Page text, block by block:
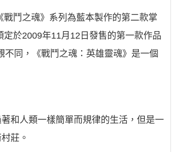
鬥之魂》系列為藍本製作的第二款掌
於2009年11月12日發售的第一款作品
不同，《戰鬥之魂：英雄靈魂》是一個
和人類一樣簡單而規律的生活，但是一
莊。